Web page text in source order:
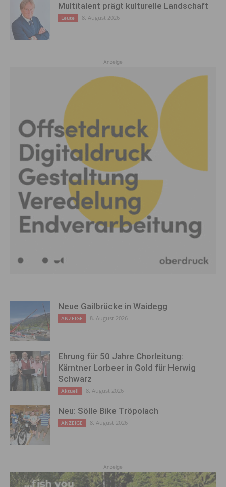
Multitalent prägt kulturelle Landschaft
Leute 8. August 2026
Anzeige
Neue Gailbrücke in Waidegg
ANZEIGE 8. August 2026
Ehrung für 50 Jahre Chorleitung:
Kärntner Lorbeer in Gold für Herwig
Schwarz
Aktuell 8. August 2026
Neu: Sölle Bike Tröpolach
ANZEIGE 8. August 2026
Anzeige